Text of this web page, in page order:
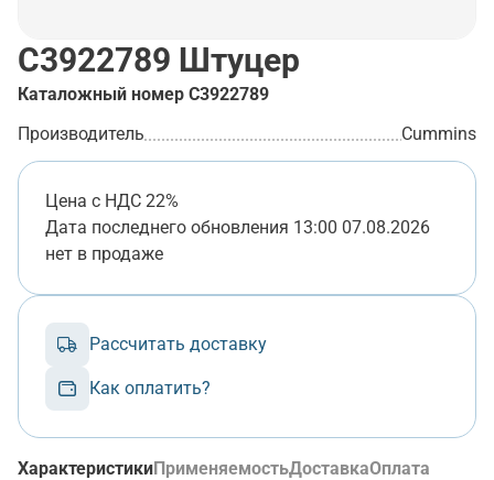
C3922789 Штуцер
Каталожный номер C3922789
Производитель
Cummins
Цена с НДС 22%
Дата последнего обновления 13:00 07.08.2026
нет в продаже
Рассчитать доставку
Как оплатить?
ХарактеристикиПрименяемостьДоставкаОплата